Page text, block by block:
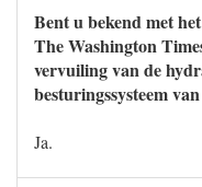
Bent u bekend met
The Washington
vervuiling van de
besturingssysteem
Ja.